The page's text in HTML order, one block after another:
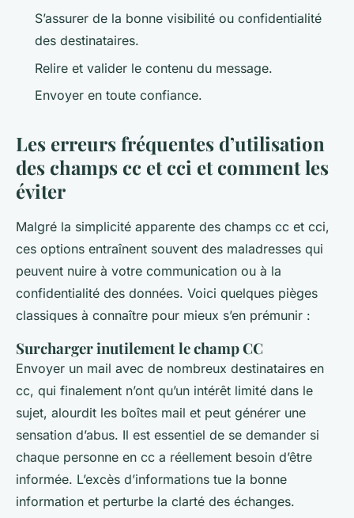
S’assurer de la bonne visibilité ou confidentialité
des destinataires.
Relire et valider le contenu du message.
Envoyer en toute confiance.
Les erreurs fréquentes d’utilisation
des champs cc et cci et comment les
éviter
Malgré la simplicité apparente des champs cc et cci,
ces options entraînent souvent des maladresses qui
peuvent nuire à votre communication ou à la
confidentialité des données. Voici quelques pièges
classiques à connaître pour mieux s’en prémunir :
Surcharger inutilement le champ CC
Envoyer un mail avec de nombreux destinataires en
cc, qui finalement n’ont qu’un intérêt limité dans le
sujet, alourdit les boîtes mail et peut générer une
sensation d’abus. Il est essentiel de se demander si
chaque personne en cc a réellement besoin d’être
informée. L’excès d’informations tue la bonne
information et perturbe la clarté des échanges.